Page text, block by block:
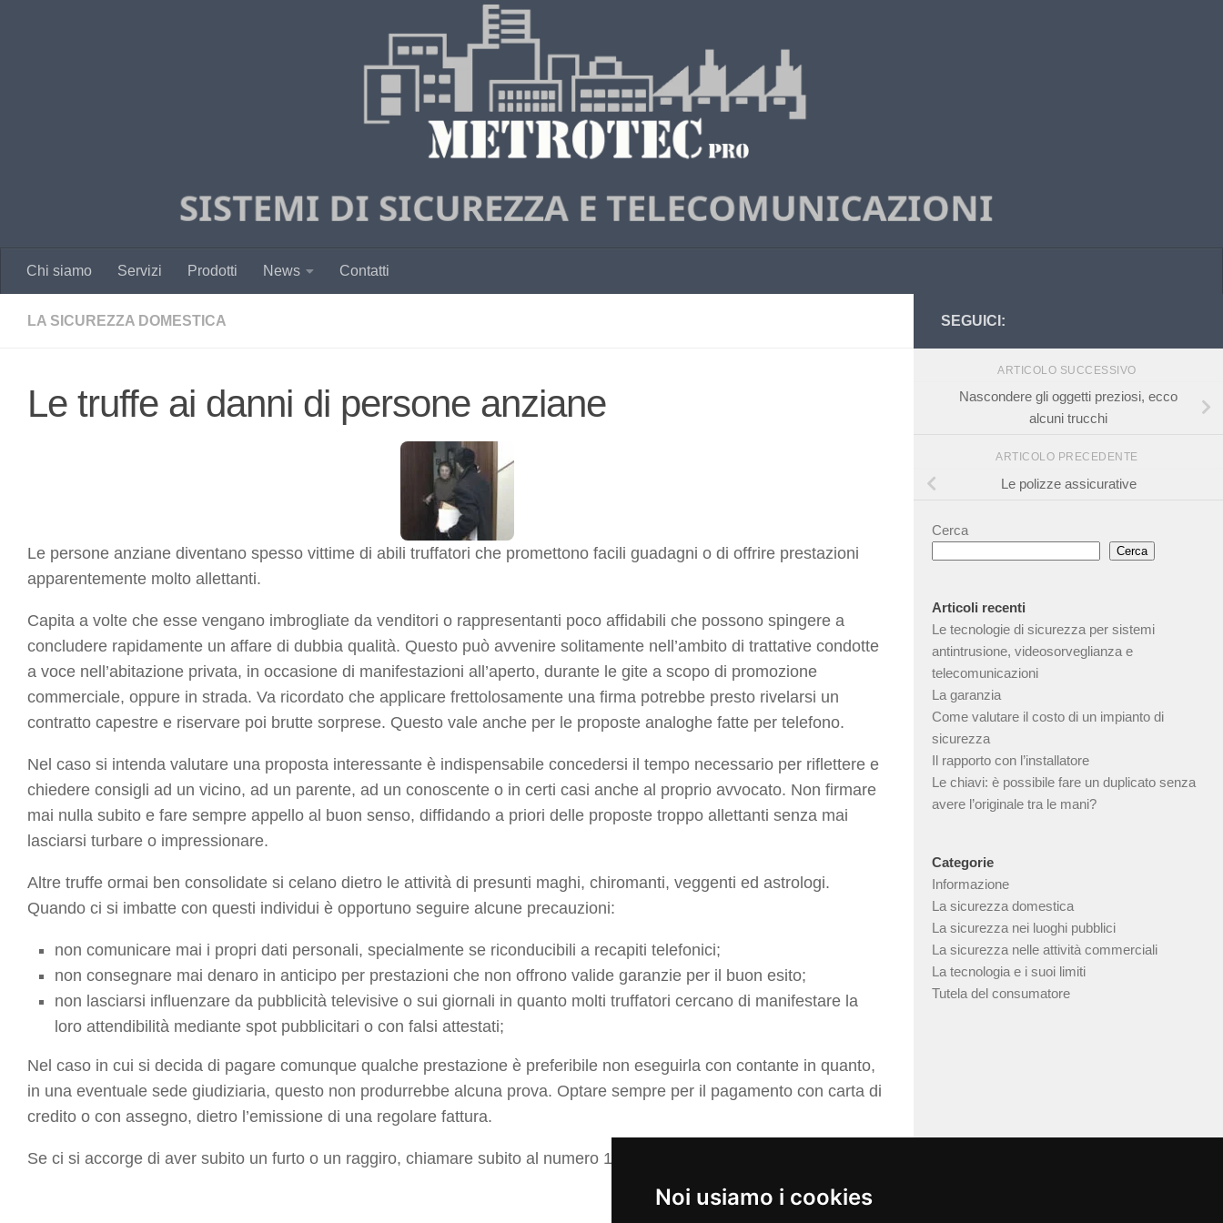
Noi usiamo i cookies
Chi siamo Servizi Prodotti News Contatti
LA SICUREZZA DOMESTICA
Le truffe ai danni di persone anziane
Le persone anziane diventano spesso vittime di abili truffatori che promettono facili guadagni o di offrire prestazioni
apparentemente molto allettanti.
Capita a volte che esse vengano imbrogliate da venditori o rappresentanti poco affidabili che possono spingere a
concludere rapidamente un affare di dubbia qualità. Questo può avvenire solitamente nell’ambito di trattative condotte
a voce nell’abitazione privata, in occasione di manifestazioni all’aperto, durante le gite a scopo di promozione
commerciale, oppure in strada. Va ricordato che applicare frettolosamente una firma potrebbe presto rivelarsi un
contratto capestre e riservare poi brutte sorprese. Questo vale anche per le proposte analoghe fatte per telefono.
Nel caso si intenda valutare una proposta interessante è indispensabile concedersi il tempo necessario per riflettere e
chiedere consigli ad un vicino, ad un parente, ad un conoscente o in certi casi anche al proprio avvocato. Non firmare
mai nulla subito e fare sempre appello al buon senso, diffidando a priori delle proposte troppo allettanti senza mai
lasciarsi turbare o impressionare.
Altre truffe ormai ben consolidate si celano dietro le attività di presunti maghi, chiromanti, veggenti ed astrologi.
Quando ci si imbatte con questi individui è opportuno seguire alcune precauzioni:
non comunicare mai i propri dati personali, specialmente se riconducibili a recapiti telefonici;
non consegnare mai denaro in anticipo per prestazioni che non offrono valide garanzie per il buon esito;
non lasciarsi influenzare da pubblicità televisive o sui giornali in quanto molti truffatori cercano di manifestare la
loro attendibilità mediante spot pubblicitari o con falsi attestati;
Nel caso in cui si decida di pagare comunque qualche prestazione è preferibile non eseguirla con contante in quanto,
in una eventuale sede giudiziaria, questo non produrrebbe alcuna prova. Optare sempre per il pagamento con carta di
credito o con assegno, dietro l’emissione di una regolare fattura.
Se ci si accorge di aver subito un furto o un raggiro, chiamare subito al numero 112 o al 117.
SEGUICI:
ARTICOLO SUCCESSIVO
Nascondere gli oggetti preziosi, ecco
alcuni trucchi
ARTICOLO PRECEDENTE
Le polizze assicurative
Cerca
Cerca
Articoli recenti
Le tecnologie di sicurezza per sistemi
antintrusione, videosorveglianza e
telecomunicazioni
La garanzia
Come valutare il costo di un impianto di
sicurezza
Il rapporto con l’installatore
Le chiavi: è possibile fare un duplicato senza
avere l’originale tra le mani?
Categorie
Informazione
La sicurezza domestica
La sicurezza nei luoghi pubblici
La sicurezza nelle attività commerciali
La tecnologia e i suoi limiti
Tutela del consumatore